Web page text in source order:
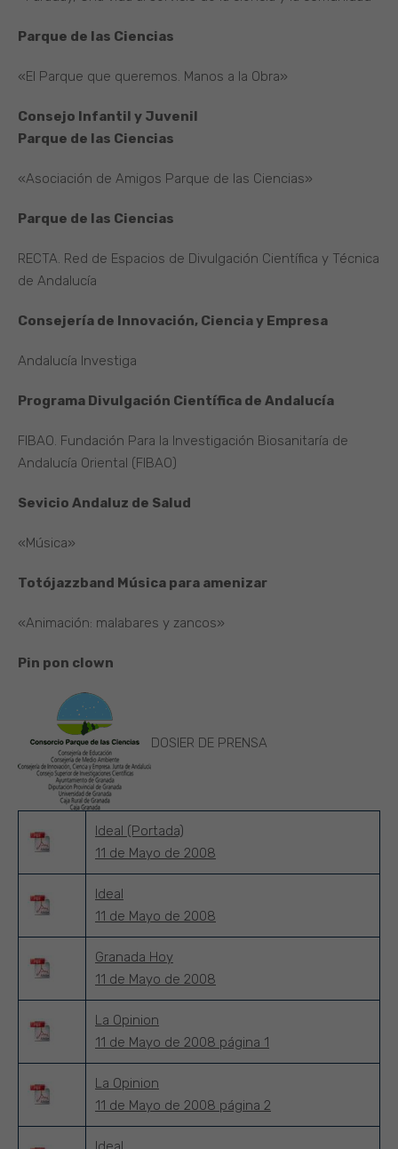
Parque de las Ciencias
«El Parque que queremos. Manos a la Obra»
Consejo Infantil y Juvenil
Parque de las Ciencias
«Asociación de Amigos Parque de las Ciencias»
Parque de las Ciencias
RECTA. Red de Espacios de Divulgación Científica y Técnica
de Andalucía
Consejería de Innovación, Ciencia y Empresa
Andalucía Investiga
Programa Divulgación Científica de Andalucía
FIBAO. Fundación Para la Investigación Biosanitaría de
Andalucía Oriental (FIBAO)
Sevicio Andaluz de Salud
«Música»
Totójazzband Música para amenizar
«Animación: malabares y zancos»
Pin pon clown
DOSIER DE PRENSA
Ideal (Portada)
11 de Mayo de 2008
Ideal
11 de Mayo de 2008
Granada Hoy
11 de Mayo de 2008
La Opinion
11 de Mayo de 2008 página 1
La Opinion
11 de Mayo de 2008 página 2